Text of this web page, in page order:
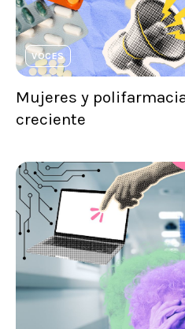
VOCES
Mujeres y
creciente